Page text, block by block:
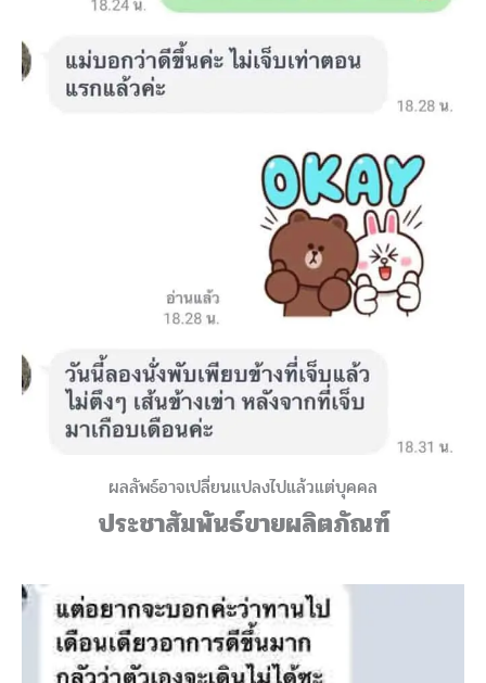
ผลลัพธ์อาจเปลี่ยนแปลงไปแล้วแต่บุคคล
ประชาสัมพันธ์ขายผลิตภัณฑ์